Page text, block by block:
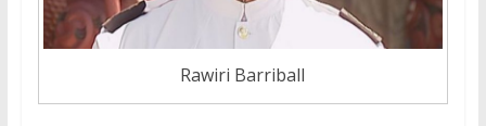
Rawiri Barriball